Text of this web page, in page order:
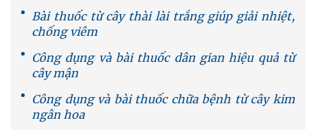
Bài thuốc từ cây thài lài trắng giúp giải nhiệt,
chống viêm
Công dụng và bài thuốc dân gian hiệu quả từ
cây mận
Công dụng và bài thuốc chữa bệnh từ cây kim
ngân hoa